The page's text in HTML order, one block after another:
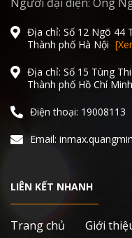
Địa chỉ: Số 12 Ngõ 44
Thành phố Hà Nội
Địa chỉ: Số 15 Tùng
Thành phố Hồ Chí Minh
Điện thoại: 19008113
Email:
LIÊN KẾT NHANH
Trang chủ
Giới